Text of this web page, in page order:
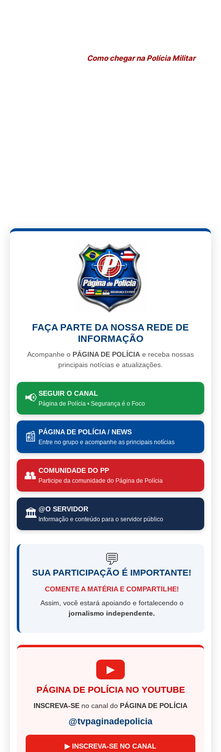
Como chegar na Polícia Militar
FAÇA PARTE DA NOSSA REDE DE
INFORMAÇÃO
Acompanhe o PÁGINA DE POLÍCIA e receba nossas
principais notícias e atualizações.
📢 SEGUIR O CANAL
Página de Polícia • Segurança é o Foco
📰 PÁGINA DE POLÍCIA / NEWS
Entre no grupo e acompanhe as principais notícias
👥 COMUNIDADE DO PP
Participe da comunidade do Página de Polícia
🏛️ @O SERVIDOR
Informação e conteúdo para o servidor público
💬
SUA PARTICIPAÇÃO É IMPORTANTE!
COMENTE A MATÉRIA E COMPARTILHE!
Assim, você estará apoiando e fortalecendo o
jornalismo independente.
▶
PÁGINA DE POLÍCIA NO YOUTUBE
INSCREVA-SE no canal do PÁGINA DE POLÍCIA
@tvpaginadepolicia
▶ INSCREVA-SE NO CANAL